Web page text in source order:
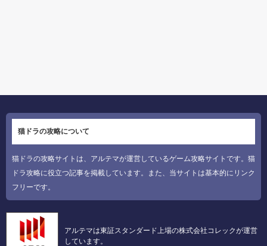
猫ドラの攻略について
猫ドラの攻略サイトは、アルテマが運営しているゲーム攻略サイトです。猫
ドラ攻略に役立つ記事を掲載しています。また、当サイトは基本的にリンク
フリーです。
アルテマは東証スタンダード上場の株式会社コレックが運営
しています。